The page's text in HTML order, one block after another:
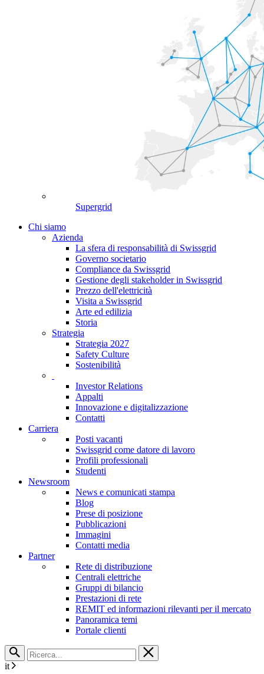
Supergrid
Chi siamo
Azienda
La sfera di responsabilità di Swissgrid
Governo societario
Compliance da Swissgrid
Gestione degli stakeholder in Swissgrid
Prezzo dell'elettricità
Visita a Swissgrid
Arte ed edilizia
Storia
Strategia
Strategia 2027
Safety Culture
Sostenibilità
Investor Relations
Appalti
Innovazione e digitalizzazione
Contatti
Carriera
Posti vacanti
Swissgrid come datore di lavoro
Profili professionali
Studenti
Newsroom
News e comunicati stampa
Blog
Prese di posizione
Pubblicazioni
Immagini
Contatti media
Partner
Rete di distribuzione
Centrali elettriche
Gruppi di bilancio
Prestazioni di rete
REMIT ed informazioni rilevanti per il mercato
Panoramica temi
Portale clienti
it